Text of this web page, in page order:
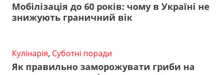
Мобілізація до 60 років: чому в Україні не
знижують граничний вік
Кулінарія, Суботні поради
Як правильно заморожувати гриби на